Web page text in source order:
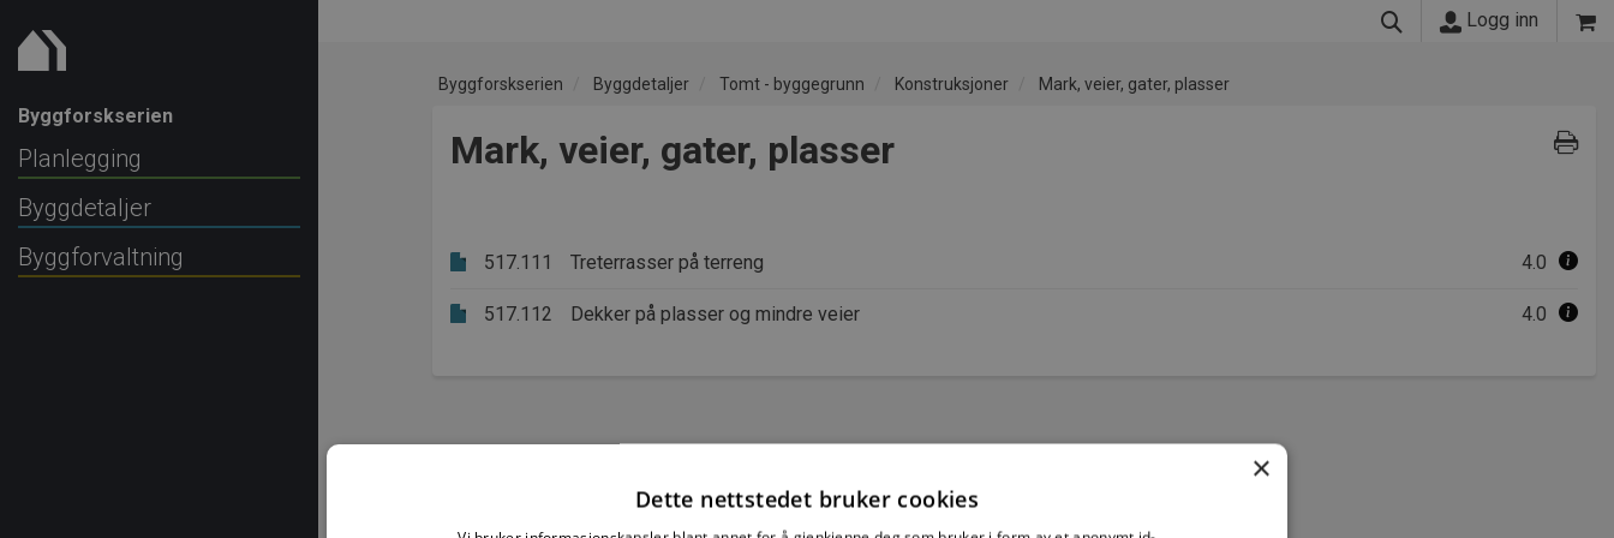
Byggforskserien
Planlegging
Byggdetaljer
Byggforvaltning
Logg inn
Byggforskserien Byggdetaljer Tomt - byggegrunn Konstruksjoner Mark, veier, gater, plasser
Mark, veier, gater, plasser
517.111 Treterrasser på terreng 4.0
517.112 Dekker på plasser og mindre veier 4.0
×
Dette nettstedet bruker cookies